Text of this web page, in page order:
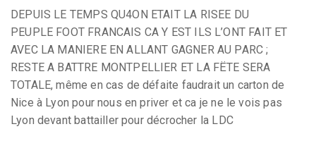
DEPUIS LE TEMPS QU4ON ETAIT LA RISEE DU
PEUPLE FOOT FRANCAIS CA Y EST ILS L’ONT FAIT ET
AVEC LA MANIERE EN ALLANT GAGNER AU PARC ;
RESTE A BATTRE MONTPELLIER ET LA FËTE SERA
TOTALE, même en cas de défaite faudrait un carton de
Nice à Lyon pour nous en priver et ca je ne le vois pas
Lyon devant battailler pour décrocher la LDC